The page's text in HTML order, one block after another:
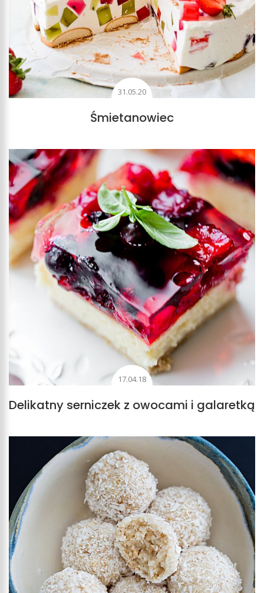
31.05.20
Śmietanowiec
17.04.18
Delikatny serniczek z owocami i galaretką